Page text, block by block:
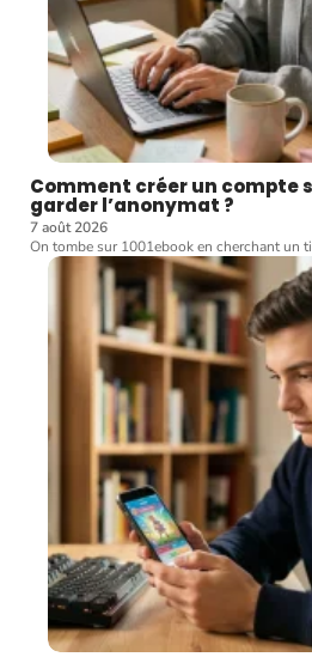
Comment créer un compte
garder l’anonymat ?
7 août 2026
On tombe sur 1001ebook en cherchant un